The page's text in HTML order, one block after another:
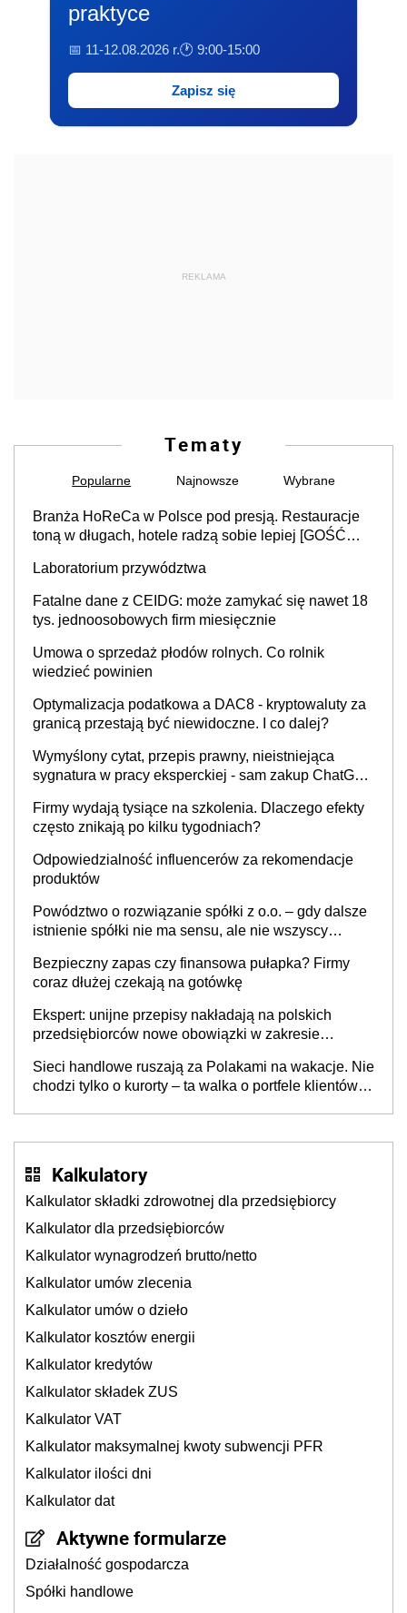
praktyce
📅 11-12.08.2026 r.🕐 9:00-15:00
Zapisz się
REKLAMA
Tematy
Popularne Najnowsze Wybrane
Branża HoReCa w Polsce pod presją. Restauracje
toną w długach, hotele radzą sobie lepiej [GOŚĆ
Laboratorium przywództwa
Fatalne dane z CEIDG: może zamykać się nawet 18
tys. jednoosobowych firm miesięcznie
Umowa o sprzedaż płodów rolnych. Co rolnik
wiedzieć powinien
Optymalizacja podatkowa a DAC8 - kryptowaluty za
granicą przestają być niewidoczne. I co dalej?
Wymyślony cytat, przepis prawny, nieistniejąca
sygnatura w pracy eksperckiej - sam zakup ChatGPT
Firmy wydają tysiące na szkolenia. Dlaczego efekty
często znikają po kilku tygodniach?
Odpowiedzialność influencerów za rekomendacje
produktów
Powództwo o rozwiązanie spółki z o.o. – gdy dalsze
istnienie spółki nie ma sensu, ale nie wszyscy
Bezpieczny zapas czy finansowa pułapka? Firmy
coraz dłużej czekają na gotówkę
Ekspert: unijne przepisy nakładają na polskich
przedsiębiorców nowe obowiązki w zakresie
Sieci handlowe ruszają za Polakami na wakacje. Nie
chodzi tylko o kurorty – ta walka o portfele klientów
Kalkulatory
Kalkulator składki zdrowotnej dla przedsiębiorcy
Kalkulator dla przedsiębiorców
Kalkulator wynagrodzeń brutto/netto
Kalkulator umów zlecenia
Kalkulator umów o dzieło
Kalkulator kosztów energii
Kalkulator kredytów
Kalkulator składek ZUS
Kalkulator VAT
Kalkulator maksymalnej kwoty subwencji PFR
Kalkulator ilości dni
Kalkulator dat
Aktywne formularze
Działalność gospodarcza
Spółki handlowe